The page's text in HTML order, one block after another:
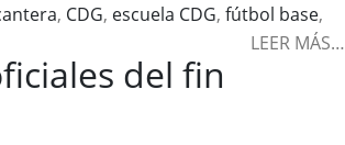
, CDG, escuela CDG, fútbol base,
LEER MÁS…
del fin